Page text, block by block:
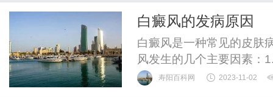
白癜风的发病原因
白癜风是一种常见的皮肤
风发生的几个主要因素：
白癜风的主要原因之一。
寿阳百科网 2023-11-02